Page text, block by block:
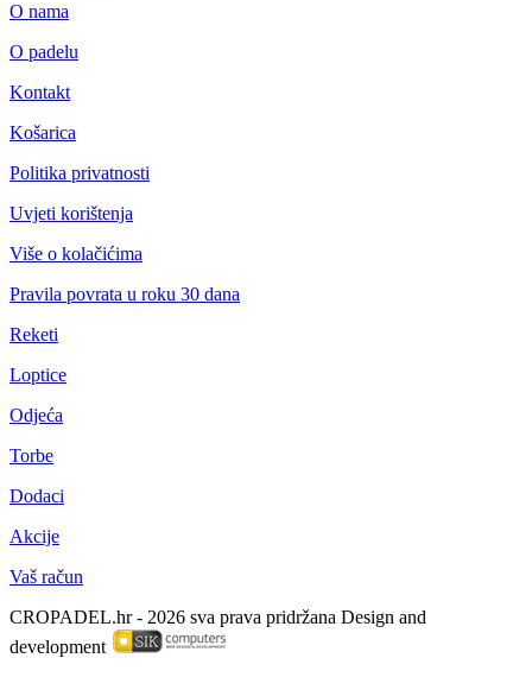
O nama
O padelu
Kontakt
Košarica
Politika privatnosti
Uvjeti korištenja
Više o kolačićima
Pravila povrata u roku 30 dana
Reketi
Loptice
Odjeća
Torbe
Dodaci
Akcije
Vaš račun
CROPADEL.hr - 2026 sva prava pridržana Design and
development